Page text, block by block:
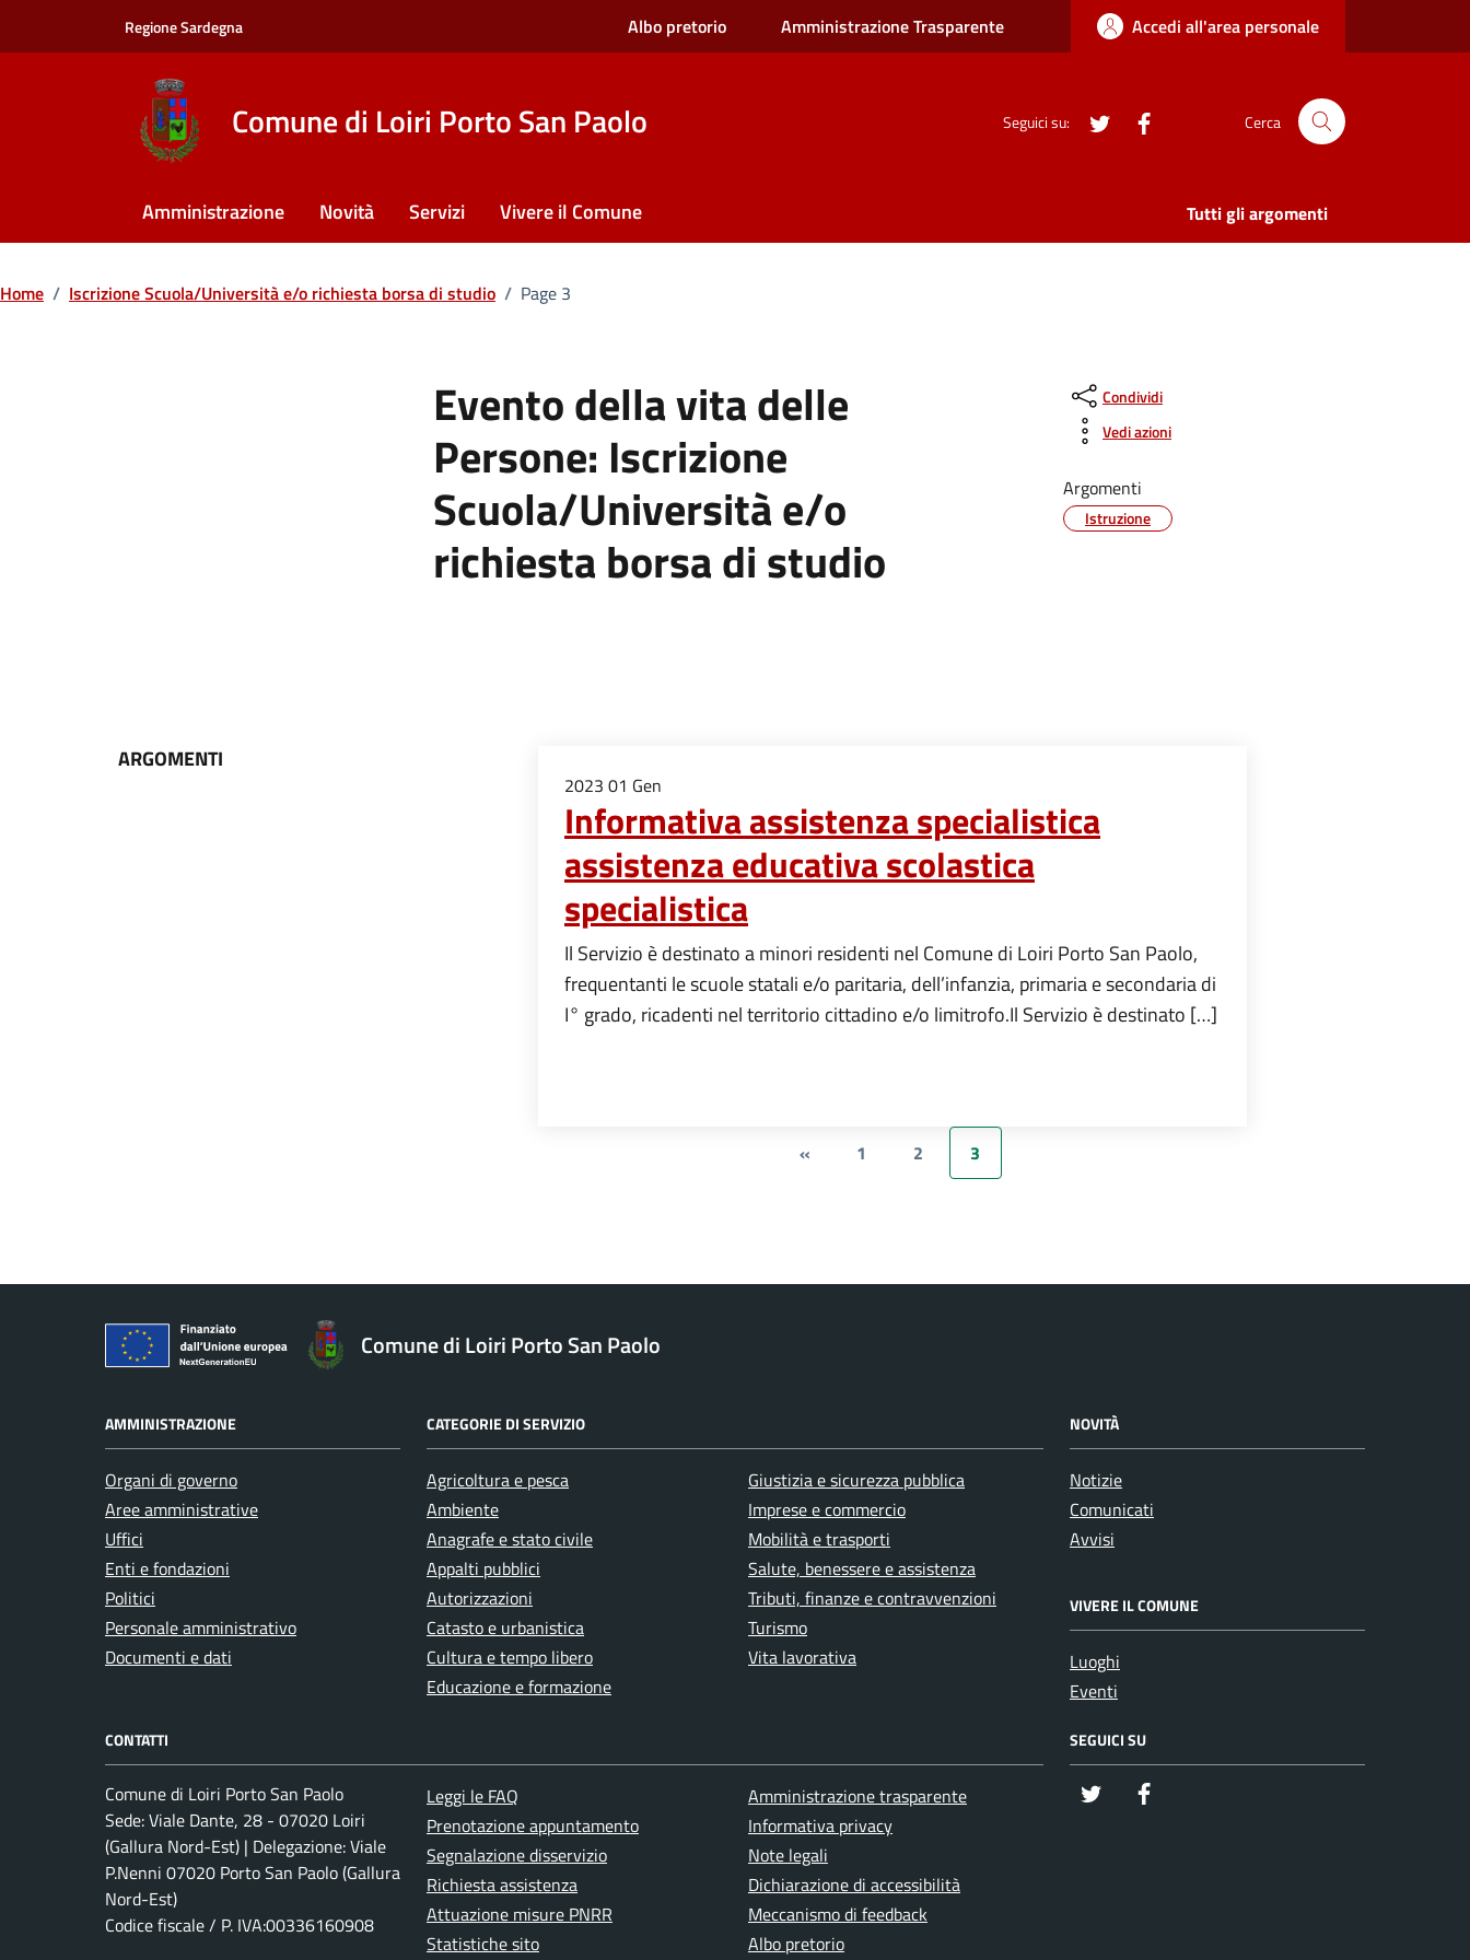
Regione Sardegna Albo pretorio Amministrazione Trasparente Accedi all'area personale
Comune di Loiri Porto San Paolo Seguici su: twitter Cerca
Amministrazione Novità Servizi Vivere il Comune Tutti gli argomenti
Home / Iscrizione Scuola/Università e/o richiesta borsa di studio / Page 3
Evento della vita delle
Persone: Iscrizione
Scuola/Università e/o
richiesta borsa di studio
Condividi
Vedi azioni
Argomenti
Istruzione
ARGOMENTI
2023 01 Gen
Informativa assistenza specialistica
assistenza educativa scolastica
specialistica
Il Servizio è destinato a minori residenti nel Comune di Loiri Porto San Paolo,
frequentanti le scuole statali e/o paritaria, dell’infanzia, primaria e secondaria di
I° grado, ricadenti nel territorio cittadino e/o limitrofo.Il Servizio è destinato […]
« 1 2 3
Comune di Loiri Porto San Paolo
AMMINISTRAZIONE
Organi di governo
Aree amministrative
Uffici
Enti e fondazioni
Politici
Personale amministrativo
Documenti e dati
CATEGORIE DI SERVIZIO
Agricoltura e pesca
Ambiente
Anagrafe e stato civile
Appalti pubblici
Autorizzazioni
Catasto e urbanistica
Cultura e tempo libero
Educazione e formazione
Giustizia e sicurezza pubblica
Imprese e commercio
Mobilità e trasporti
Salute, benessere e assistenza
Tributi, finanze e contravvenzioni
Turismo
Vita lavorativa
NOVITÀ
Notizie
Comunicati
Avvisi
VIVERE IL COMUNE
Luoghi
Eventi
CONTATTI
Comune di Loiri Porto San Paolo
Sede: Viale Dante, 28 - 07020 Loiri
(Gallura Nord-Est) | Delegazione: Viale
P.Nenni 07020 Porto San Paolo (Gallura
Nord-Est)
Codice fiscale / P. IVA:00336160908
Leggi le FAQ
Prenotazione appuntamento
Segnalazione disservizio
Richiesta assistenza
Attuazione misure PNRR
Statistiche sito
Amministrazione trasparente
Informativa privacy
Note legali
Dichiarazione di accessibilità
Meccanismo di feedback
Albo pretorio
SEGUICI SU
twitter